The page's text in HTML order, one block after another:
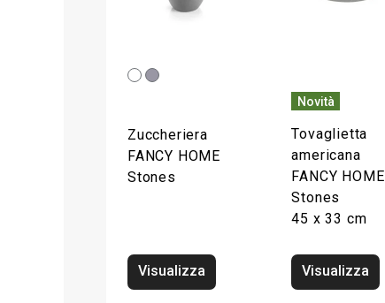
Zuccheriera
FANCY HOME
Stones
Visualizza
Novità
Tovaglietta
americana
FANCY HOME
Stones
45 x 33 cm
Visualizza